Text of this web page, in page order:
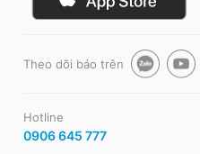
Theo dõi báo trên
Hotline
0906 645 777